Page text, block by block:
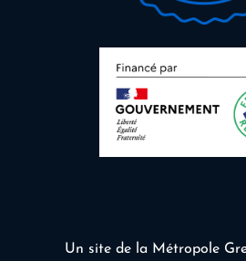
Un site de la Métropole